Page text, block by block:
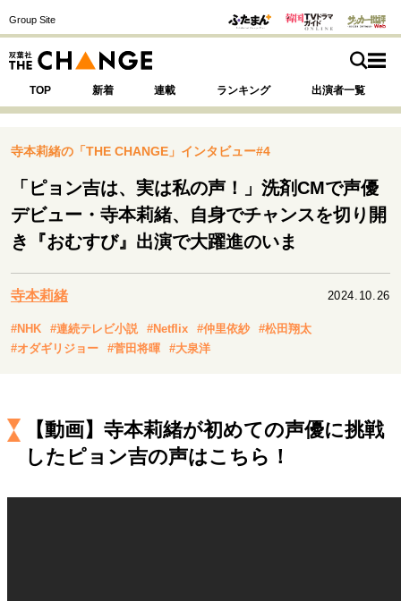
Group Site
TOP 新着 連載 ランキング 出演者一覧
SPECIAL 注目の記事テーマで探す
運命を変えた出会い
挫折からの再起
表現者の葛藤
人生が動いた日 10代の挫折と原点
セカンドキャリアの描き方
独立という決断
大人の学び直し
ファーストキャリアを拓く
寺本莉緒の「THE CHANGE」インタビュー#4
「ピョン吉は、実は私の声！」洗剤CMで声優
デビュー・寺本莉緒、自身でチャンスを切り開
き『おむすび』出演で大躍進のいま
寺本莉緒 2024.10.26
#NHK #連続テレビ小説 #Netflix #仲里依紗
#松田翔太
#オダギリジョー
#菅田将暉 #大泉洋
【動画】寺本莉緒が初めての声優に挑戦
したピョン吉の声はこちら！